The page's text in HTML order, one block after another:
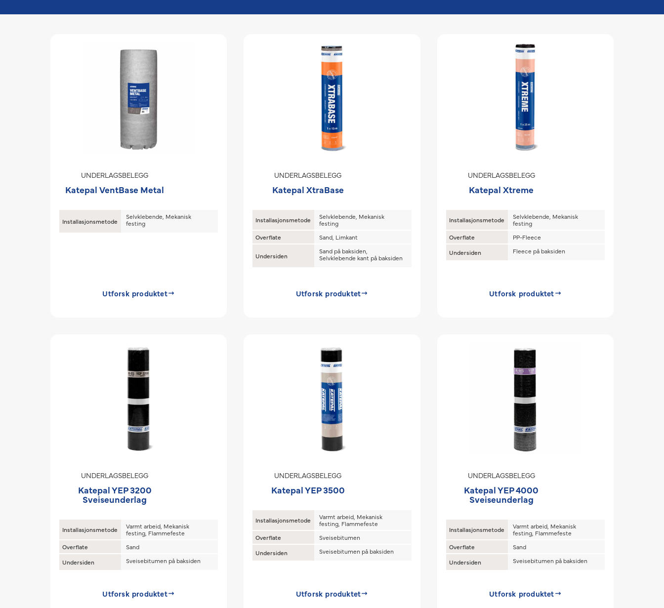
UNDERLAGSBELEGG
Katepal VentBase Metal
Installasjonsmetode
Selvklebende, Mekanisk
festing
Utforsk produktet
UNDERLAGSBELEGG
Katepal XtraBase
Installasjonsmetode
Selvklebende, Mekanisk
festing
Overflate
Sand, Limkant
Undersiden
Sand på baksiden,
Selvklebende kant på baksiden
Utforsk produktet
UNDERLAGSBELEGG
Katepal Xtreme
Installasjonsmetode
Selvklebende, Mekanisk
festing
Overflate
PP-Fleece
Undersiden
Fleece på baksiden
Utforsk produktet
UNDERLAGSBELEGG
Katepal YEP 3200
Sveiseunderlag
Installasjonsmetode
Varmt arbeid, Mekanisk
festing, Flammefeste
Overflate
Sand
Undersiden
Sveisebitumen på baksiden
Utforsk produktet
UNDERLAGSBELEGG
Katepal YEP 3500
Installasjonsmetode
Varmt arbeid, Mekanisk
festing, Flammefeste
Overflate
Sveisebitumen
Undersiden
Sveisebitumen på baksiden
Utforsk produktet
UNDERLAGSBELEGG
Katepal YEP 4000
Sveiseunderlag
Installasjonsmetode
Varmt arbeid, Mekanisk
festing, Flammefeste
Overflate
Sand
Undersiden
Sveisebitumen på baksiden
Utforsk produktet